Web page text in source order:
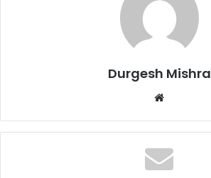
Durgesh Mishra
Website